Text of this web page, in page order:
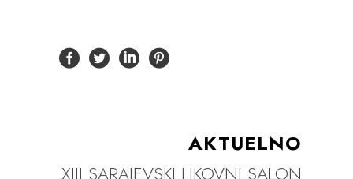
AKTUELNO
XIII SARAJEVSKI LIKOVNI SALON